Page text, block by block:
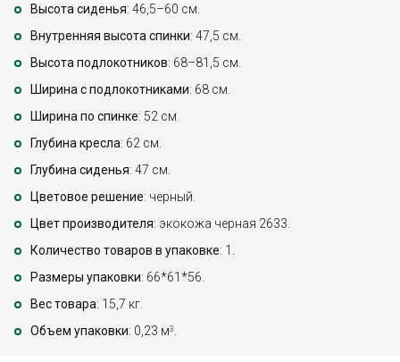
Высота сиденья: 46,5–60 см.
Внутренняя высота спинки: 47,5 см.
Высота подлокотников: 68–81,5 см.
Ширина с подлокотниками: 68 см.
Ширина по спинке: 52 см.
Глубина кресла: 62 см.
Глубина сиденья: 47 см.
Цветовое решение: черный.
Цвет производителя: экокожа черная 2633.
Количество товаров в упаковке: 1.
Размеры упаковки: 66*61*56.
Вес товара: 15,7 кг.
Объем упаковки: 0,23 м3